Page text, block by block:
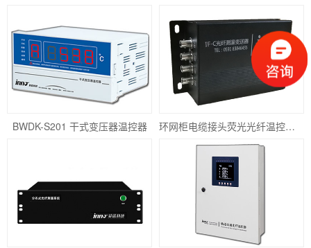
BWDK-S201 干式变压器温控器 环网柜电缆接头荧光光纤温控系统